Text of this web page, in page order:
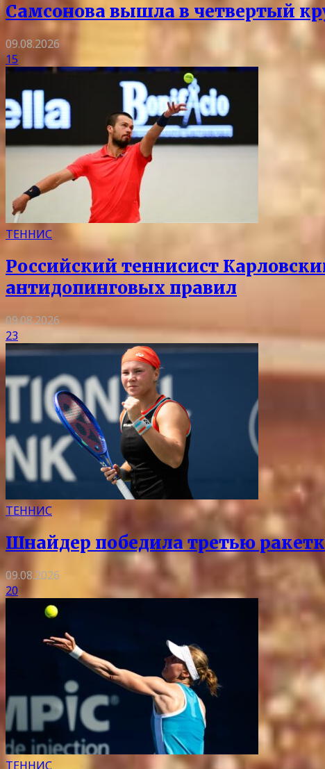
Самсонова вышла в четвертый
09.08.2026
15
ТЕННИС
Российский теннисист
антидопинговых правил
09.08.2026
23
ТЕННИС
Шнайдер победила третью
09.08.2026
20
ТЕННИС